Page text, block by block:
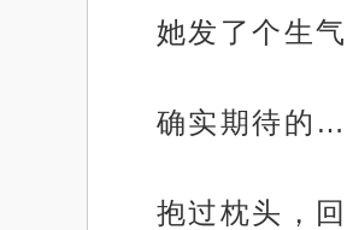
她发了个生
确实期待的
抱过枕头，